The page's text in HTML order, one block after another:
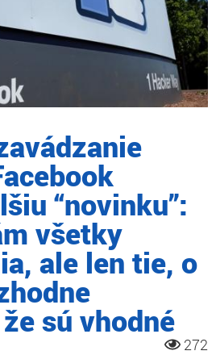
“novinku”:
všetky
ale len tie, o
sú vhodné
272